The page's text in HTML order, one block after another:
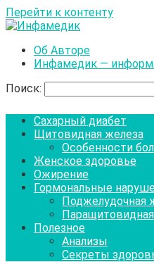
Перейти к контенту
Об Авторе
Инфамедик —
Поиск:
Сахарный диабет
Щитовидная железа
Особенности
Женское здоровье
Ожирение
Гормональные
Поджелудочная
Полезное
Анализы
Секреты